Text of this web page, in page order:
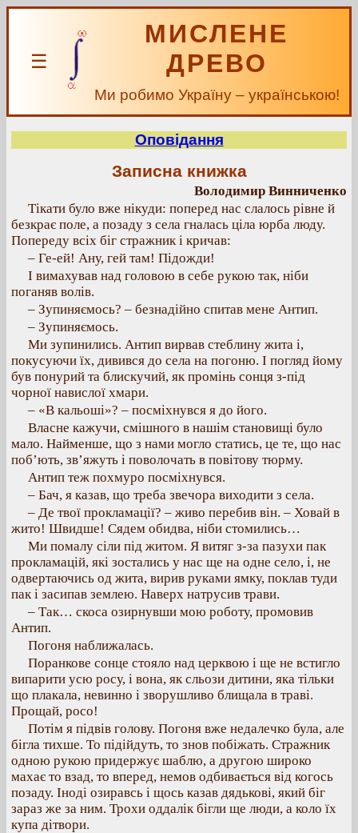
☰
МИСЛЕНЕ
ДРЕВО
Ми робимо Україну – українською!
Оповідання
Записна книжка
Володимир Винниченко
Тікати було вже нікуди: поперед нас слалось рівне й
безкрає поле, а позаду з села гналась ціла юрба люду.
Попереду всіх біг стражник і кричав:
– Ге-ей! Ану, гей там! Підожди!
І вимахував над головою в себе рукою так, ніби
поганяв волів.
– Зупиняємось? – безнадійно спитав мене Антип.
– Зупиняємось.
Ми зупинились. Антип вирвав стеблину жита і,
покусуючи їх, дивився до села на погоню. І погляд йому
був понурий та блискучий, як промінь сонця з-під
чорної навислої хмари.
– «В кальоші»? – посміхнувся я до його.
Власне кажучи, смішного в нашім становищі було
мало. Найменше, що з нами могло статись, це те, що нас
поб’ють, зв’яжуть і поволочать в повітову тюрму.
Антип теж похмуро посміхнувся.
– Бач, я казав, що треба звечора виходити з села.
– Де твої прокламації? – живо перебив він. – Ховай в
жито! Швидше! Сядем обидва, ніби стомились…
Ми помалу сіли під житом. Я витяг з-за пазухи пак
прокламацій, які зостались у нас ще на одне село, і, не
одвертаючись од жита, вирив руками ямку, поклав туди
пак і засипав землею. Наверх натрусив трави.
– Так… скоса озирнувши мою роботу, промовив
Антип.
Погоня наближалась.
Поранкове сонце стояло над церквою і ще не встигло
випарити усю росу, і вона, як сльози дитини, яка тільки
що плакала, невинно і зворушливо блищала в траві.
Прощай, росо!
Потім я підвів голову. Погоня вже недалечко була, але
бігла тихше. То підійдуть, то знов побіжать. Стражник
одною рукою придержує шаблю, а другою широко
махає то взад, то вперед, немов одбивається від когось
позаду. Іноді озиравсь і щось казав дядькові, який біг
зараз же за ним. Трохи оддалік бігли ще люди, а коло їх
купа дітвори.